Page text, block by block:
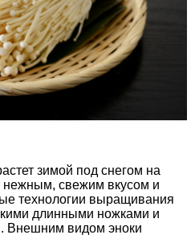
зимой под снегом на
нежным, свежим вкусом и
технологии выращивания
длинными ножками и
Внешним видом эноки